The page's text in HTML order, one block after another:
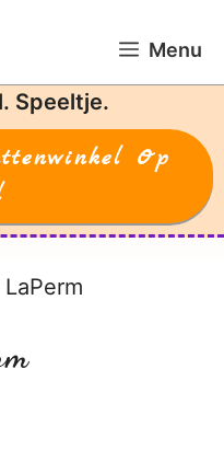
Menu
Speeltje.
Op
LaPerm